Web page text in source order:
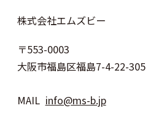
株式会社エムズビー
〒553-0003
大阪市福島区福島7-4-22-305
MAIL info@ms-b.jp